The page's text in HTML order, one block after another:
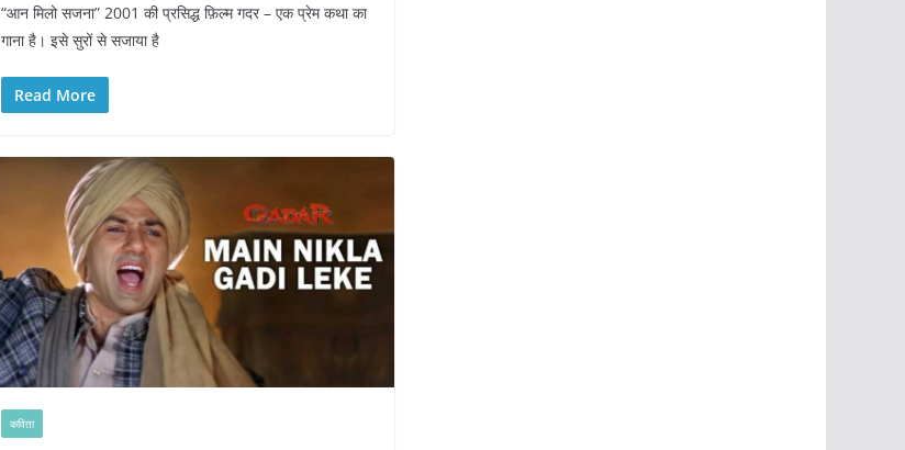
“आन मिलो सजना” 2001 की प्रसिद्ध फ़िल्म गदर – एक प्रेम कथा का
गाना है। इसे सुरों से सजाया है
Read More
कविता